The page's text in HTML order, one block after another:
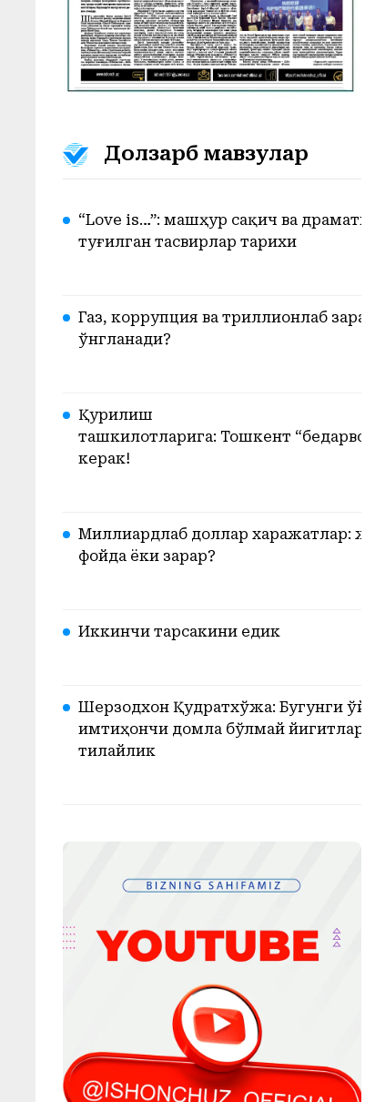
Долзарб мавзулар
“Love is…”: машҳур сақич ва
туғилган тасвирлар тарихи
Газ, коррупция ва триллионлаб
ўнгланади?
Қурилиш
ташкилотларига: Тошкент
керак!
Миллиардлаб доллар харажатлар:
фойда ёки зарар?
Иккинчи тарсакини едик
Шерзодхон Қудратхўжа: Бугунги
имтиҳончи домла бўлмай
тилайлик